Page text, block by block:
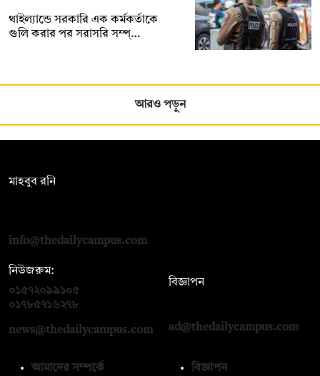
থাইল্যান্ডে সরকারি এক কর্মকর্তাকে
গুলি করার পর সরাসরি সম্প্…
আরও পড়ুন
মাহবুব রনি
info@thedailycampus.com
নিউজরুম:
০১৫৭২০৯৯১০৫
০১৭৮৫৭১৬২৭৮
news@thedailycampus.com
বিজ্ঞাপন
ad@thedailycampus.com
আমাদের সম্পর্কে
বিজ্ঞাপন